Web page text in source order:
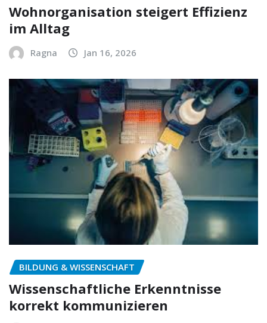
Wohnorganisation steigert Effizienz
im Alltag
Ragna Jan 16, 2026
BILDUNG & WISSENSCHAFT
Wissenschaftliche Erkenntnisse
korrekt kommunizieren